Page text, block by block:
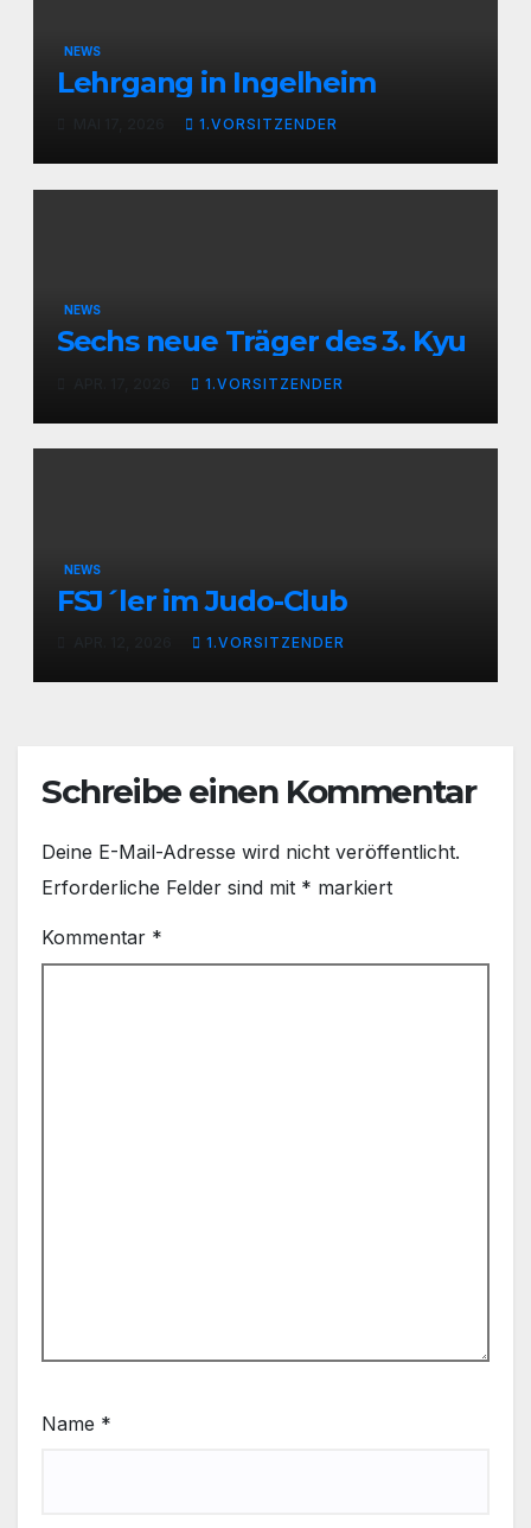
NEWS
Lehrgang in Ingelheim
1.VORSITZENDER
NEWS
Sechs neue Träger des 3. Kyu
1.VORSITZENDER
NEWS
FSJ´ler im Judo-Club
1.VORSITZENDER
Schreibe einen Kommentar
Deine E-Mail-Adresse wird nicht veröffentlicht.
Erforderliche Felder sind mit * markiert
Kommentar *
Name *